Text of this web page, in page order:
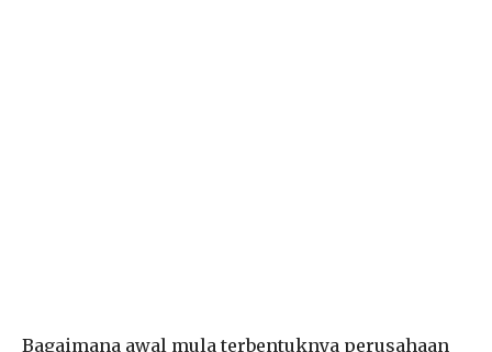
Bagaimana awal mula terbentuknya perusahaan